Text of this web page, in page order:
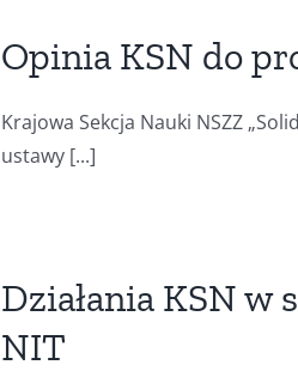
Opinia KSN do
Krajowa Sekcja Nauki NSZZ
ustawy [...]
Działania KSN
NIT